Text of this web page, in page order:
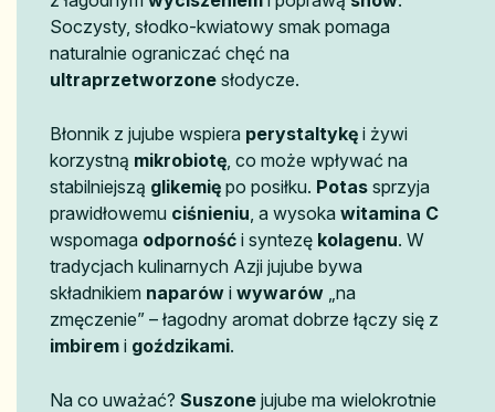
Soczysty, słodko-kwiatowy smak pomaga
naturalnie ograniczać chęć na
ultraprzetworzone słodycze.
Błonnik z jujube wspiera perystaltykę i żywi
korzystną mikrobiotę , co może wpływać na
stabilniejszą glikemię po posiłku. Potas sprzyja
prawidłowemu ciśnieniu , a wysoka witamina C
wspomaga odporność i syntezę kolagenu. W
tradycjach kulinarnych Azji jujube bywa
składnikiem naparów i wywarów „na
zmęczenie” – łagodny aromat dobrze łączy się z
imbirem i goździkami.
Na co uważać? Suszone jujube ma wielokrotnie